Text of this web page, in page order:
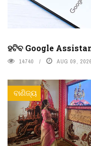
ହଟିବ Google
14740 AUG 09, 2026
ବାଣିଜ୍ୟ